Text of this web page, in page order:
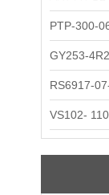
PTP-300-
VS102-